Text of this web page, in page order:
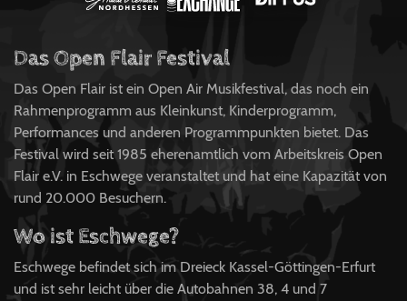
Das Open Flair Festival
Das Open Flair ist ein Open Air Musikfestival, das noch ein
Rahmenprogramm aus Kleinkunst, Kinderprogramm,
Performances und anderen Programmpunkten bietet. Das
Festival wird seit 1985 eherenamtlich vom Arbeitskreis Open
Flair e.V. in Eschwege veranstaltet und hat eine Kapazität von
rund 20.000 Besuchern.
Wo ist Eschwege?
Eschwege befindet sich im Dreieck Kassel-Göttingen-Erfurt
und ist sehr leicht über die Autobahnen 38, 4 und 7